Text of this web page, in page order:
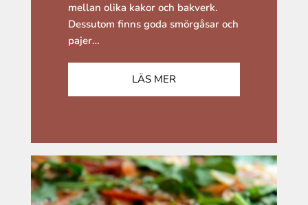
mellan olika kakor och bakverk.
Dessutom finns goda smörgåsar och
pajer…
LÄS MER